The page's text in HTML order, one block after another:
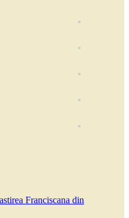
Franciscana din